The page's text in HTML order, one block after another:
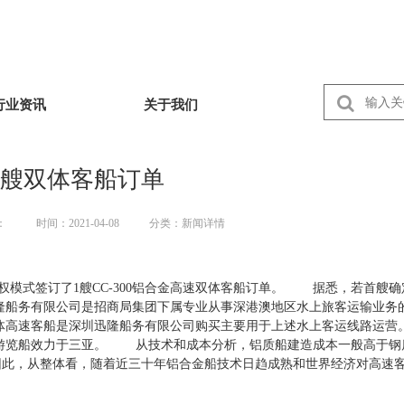
业资讯 关于我们
双体客船订单
时间：2021-04-08 分类：新闻详情
式签订了1艘CC-300铝合金高速双体客船订单。 据悉，若首艘确
有限公司是招商局集团下属专业从事深港澳地区水上旅客运输业务
客船是深圳迅隆船务有限公司购买主要用于上述水上客运线路运营
览船效力于三亚。 从技术和成本分析，铝质船建造成本一般高于钢
从整体看，随着近三十年铝合金船技术日趋成熟和世界经济对高速